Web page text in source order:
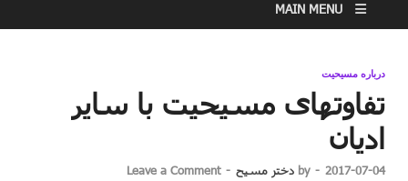
MAIN MENU
درباره مسیحیت
تفاوتهای مسیحیت با سایر
ادیان
2017-07-04
-
by دختر مسیح -
Leave a Comment